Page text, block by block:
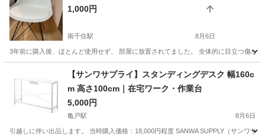
1,000円
南千住駅 8月6日
3年前に購入後、ほとんど使用せず、 部屋に放置されてました。 全体的に目立つ傷な
南千住駅 椅子
【サンワサプライ】スタンディングデスク 幅160c
m 高さ100cm｜在宅ワーク・作業台
5,000円
亀戸駅 8月6日
引越しに伴い出品します。 当時購入価格：18,000円程度 SANWA SUPPLY（サンワ